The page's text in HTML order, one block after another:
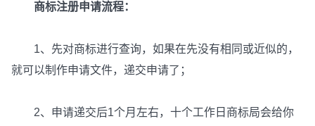
商标注册申请流程：
1、先对商标进行查询，如果在先没有相同或近似的，
就可以制作申请文件，递交申请了；
2、申请递交后1个月左右，十个工作日商标局会给你